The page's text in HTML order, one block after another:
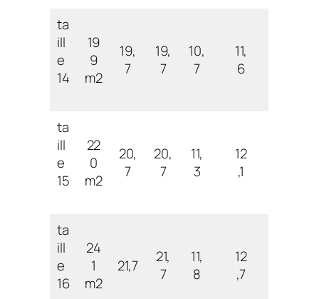
ta
ill
e
14
19
9
m2
19,
7
19,
7
10,
7
11,
6
ta
ill
e
15
22
0
m2
20,
7
20,
7
11,
3
12
,1
ta
ill
e
16
24
1
m2
21,7
21,
7
11,
8
12
,7